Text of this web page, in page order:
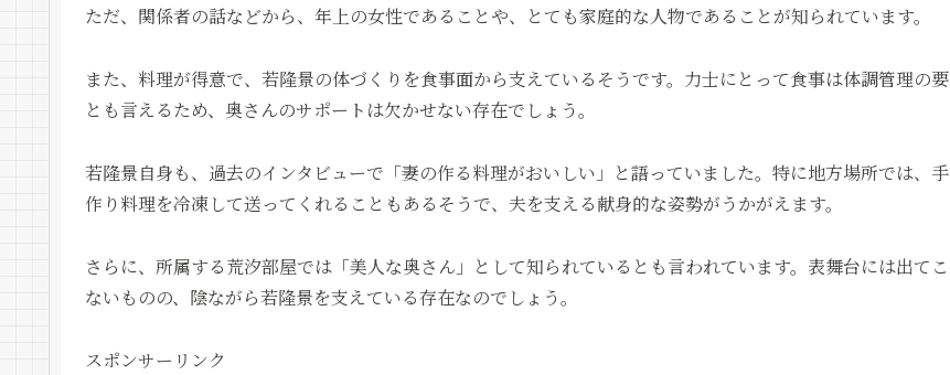
ただ、関係者の話などから、年上の女性であることや、とても家庭的な人物であることが知られています。
また、料理が得意で、若隆景の体づくりを食事面から支えているそうです。力士にとって食事は体調管理の要
とも言えるため、奥さんのサポートは欠かせない存在でしょう。
若隆景自身も、過去のインタビューで「妻の作る料理がおいしい」と語っていました。特に地方場所では、手
作り料理を冷凍して送ってくれることもあるそうで、夫を支える献身的な姿勢がうかがえます。
さらに、所属する荒汐部屋では「美人な奥さん」として知られているとも言われています。表舞台には出てこ
ないものの、陰ながら若隆景を支えている存在なのでしょう。
スポンサーリンク